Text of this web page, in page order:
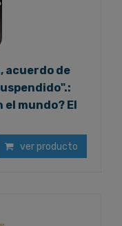
acuerdo de
el mundo? El
ver producto